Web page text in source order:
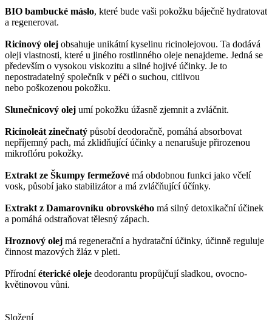
BIO bambucké máslo, které bude vaši pokožku báječně hydratovat
a regenerovat.
Ricinový olej obsahuje unikátní kyselinu ricinolejovou. Ta dodává
oleji vlastnosti, které u jiného rostlinného oleje nenajdeme. Jedná se
především o vysokou viskozitu a silné hojivé účinky. Je to
nepostradatelný společník v péči o suchou, citlivou
nebo poškozenou pokožku.
Slunečnicový olej umí pokožku úžasně zjemnit a zvláčnit.
Ricinoleát zinečnatý působí deodoračně, pomáhá absorbovat
nepříjemný pach, má zklidňující účinky a nenarušuje přirozenou
mikroflóru pokožky.
Extrakt ze Škumpy fermežové má obdobnou funkci jako včelí
vosk, působí jako stabilizátor a má zvláčňující účínky.
Extrakt z Damarovníku obrovského má silný detoxikační účinek
a pomáhá odstraňovat tělesný zápach.
Hroznový olej má regenerační a hydratační účinky, účinně reguluje
činnost mazových žláz v pleti.
Přírodníéterické oleje deodorantu propůjčují sladkou, ovocno-
květinovou vůni.
Složení